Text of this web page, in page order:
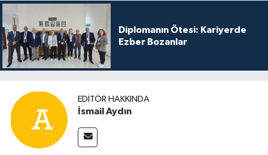
Diplomanın Ötesi: Kariyerde
Ezber Bozanlar
EDITÖR HAKKINDA
İsmail Aydın